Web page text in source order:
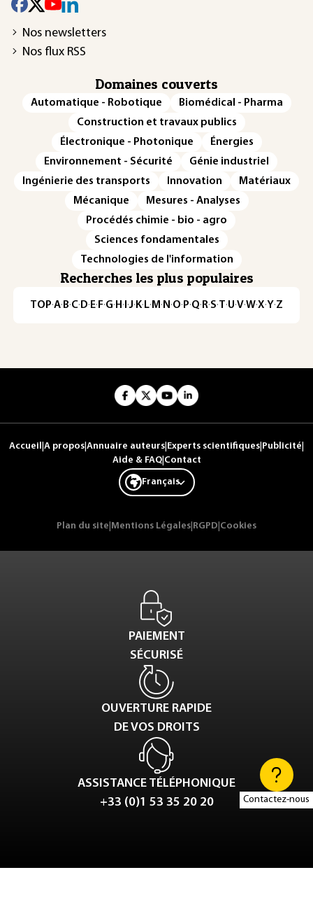
Contactez-nous
Nos newsletters
Nos flux RSS
Domaines couverts
Automatique - Robotique
Biomédical - Pharma
Construction et travaux publics
Électronique - Photonique
Énergies
Environnement - Sécurité
Génie industriel
Ingénierie des transports
Innovation
Matériaux
Mécanique
Mesures - Analyses
Procédés chimie - bio - agro
Sciences fondamentales
Technologies de l'information
Recherches les plus populaires
TOP·A·B·C· D· E· F·G· H · ·J· K· L· M · N ·O· P·Q· R·S·T·U·V·W·X·Y·Z
Accueil A propos Annuaire auteurs Experts scientifiques Publicité
Aide & FAQ| Contact
Français
Plan du site Mentions Légales RGPD Cookies
PAIEMENT
SÉCURISÉ
OUVERTURE RAPIDE
DE VOS DROITS
ASSISTANCE TÉLÉPHONIQUE
+33 (0)1 53 35 20 20